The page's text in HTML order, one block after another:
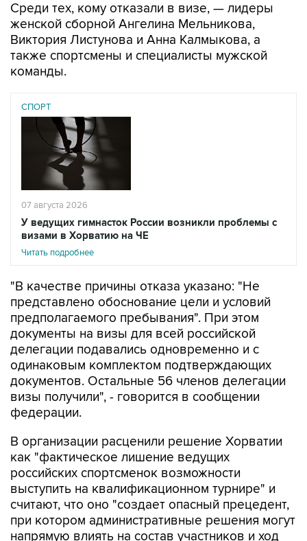
Среди тех, кому отказали в визе, — лидеры
женской сборной Ангелина Мельникова,
Виктория Листунова и Анна Калмыкова, а
также спортсмены и специалисты мужской
команды.
СПОРТ
07 августа 2026
У ведущих гимнасток России возникли проблемы с
визами в Хорватию на ЧЕ
Читать подробнее
"В качестве причины отказа указано: "Не
представлено обоснование цели и условий
предполагаемого пребывания". При этом
документы на визы для всей российской
делегации подавались одновременно и с
одинаковым комплектом подтверждающих
документов. Остальные 56 членов делегации
визы получили", - говорится в сообщении
федерации.
В организации расценили решение Хорватии
как "фактическое лишение ведущих
российских спортсменок возможности
выступить на квалификационном турнире" и
считают, что оно "создает опасный прецедент,
при котором административные решения могут
напрямую влиять на состав участников и ход